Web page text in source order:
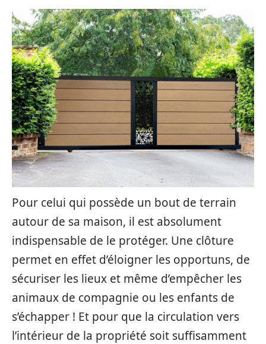
Pour celui qui possède un bout de terrain
autour de sa maison, il est absolument
indispensable de le protéger. Une clôture
permet en effet d’éloigner les opportuns, de
sécuriser les lieux et même d’empêcher les
animaux de compagnie ou les enfants de
s’échapper ! Et pour que la circulation vers
l’intérieur de la propriété soit suffisamment